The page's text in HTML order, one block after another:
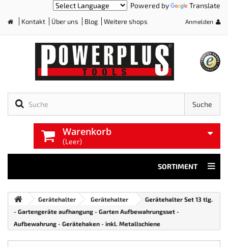
Powered by Translate
Kontakt Über uns Blog Weitere shops Anmelden
Suche
Warenkorb
(Leer)
SORTIMENT
Gerätehalter Gerätehalter
Gerätehalter Set 13 tlg.
- Gartengeräte aufhangung - Garten Aufbewahrungsset -
Aufbewahrung - Gerätehaken - inkl. Metallschiene